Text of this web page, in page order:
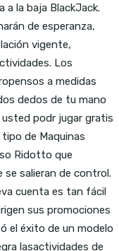
la baja BlackJack.
de esperanza,
vigente,
Los
a medidas
dedos de tu mano
podr jugar gratis
de Maquinas
Ridotto que
se salieran de control.
cuenta es tan fácil
sus promociones
el éxito de un modelo
lasactividades de